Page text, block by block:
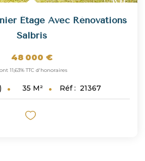
Étage Avec Rénovations
Salbris
48 000 €
11,63% TTC d'honoraires
35 M² Réf : 21367